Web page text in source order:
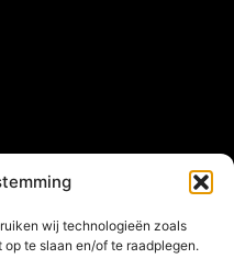
wij technologieën zoals
te slaan en/of te raadplegen.